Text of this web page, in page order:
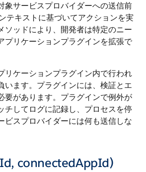
象サービスプロバイダーへの送信前
テキストに基づいてアクションを実
ソッドにより、開発者は特定のニー
プリケーションプラグインを拡張で
リケーションプラグイン内で行われ
います。プラグインには、検証とエ
要があります。プラグインで例外が
チしてログに記録し、プロセスを停
ビスプロバイダーには何も送信しな
connectedAppId)